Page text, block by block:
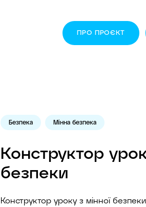
ПРО ПРОЄКТ
Безпека Мінна безпека
Конструктор
безпеки
Конструктор уроку з мінної